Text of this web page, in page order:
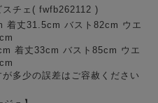
スチェ( fwfb262112 )
着丈31.5cm バスト82cm ウエ
着丈33cm バスト85cm ウエ
多少の誤差はご容赦ください